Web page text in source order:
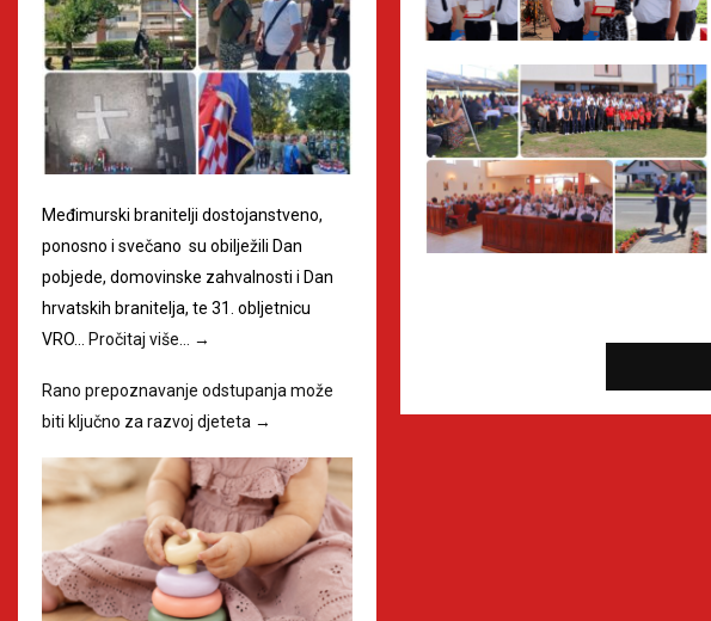
Međimurski branitelji dostojanstveno,
ponosno i svečano su obilježili Dan
pobjede, domovinske zahvalnosti i Dan
hrvatskih branitelja, te 31. obljetnicu
VRO… Pročitaj više… →
Rano prepoznavanje odstupanja može
biti ključno za razvoj djeteta →